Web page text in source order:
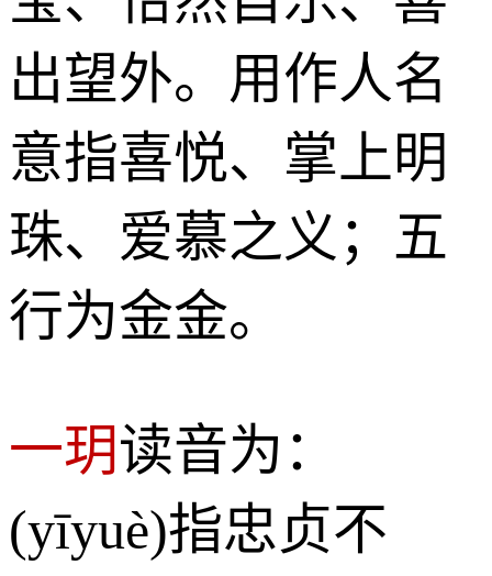
出望外。用作人名
意指喜悦、掌上明
珠、爱慕之义；五
行为金金。
一玥读音为：
(yīyuè)指忠贞不